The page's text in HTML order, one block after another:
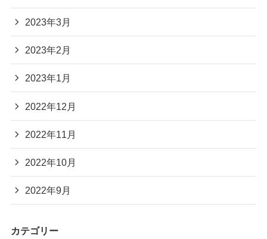
2023年3月
2023年2月
2023年1月
2022年12月
2022年11月
2022年10月
2022年9月
カテゴリー